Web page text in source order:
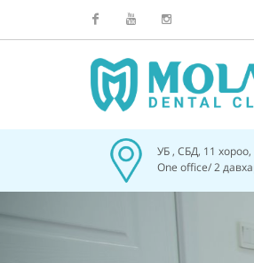
FacebookYoutubeInstagram
УБ , СБД, 11
One office/ 2